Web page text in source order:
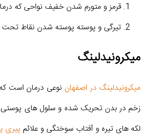
قرمز و متورم شدن خفیف نواحی که
تیرگی و پوسته پوسته شدن نقاط تحت درمان در
میکرونیدلینگ
میکرونیدلینگ در اصفهان نوعی درمان است
زخم در بدن تحریک شده و سلول های پوستی
لکه های تیره و آفتاب سوختگی و علائم